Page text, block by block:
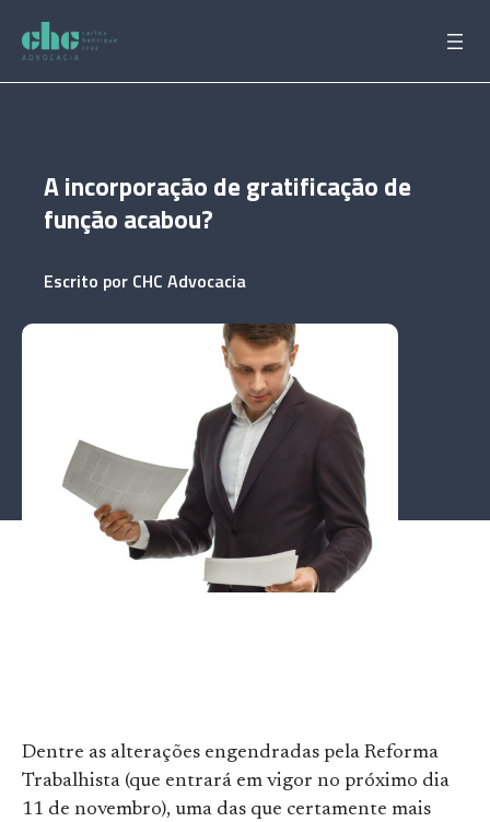
para
conteúdo
A incorporação de gratificação de
função acabou?
Escrito por CHC Advocacia
Dentre as alterações engendradas pela Reforma
Trabalhista (que entrará em vigor no próximo dia
11 de novembro), uma das que certamente mais